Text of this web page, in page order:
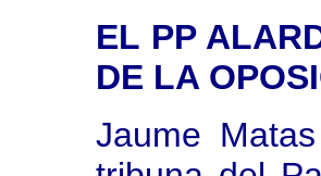
EL PP
DE LA
Jaume